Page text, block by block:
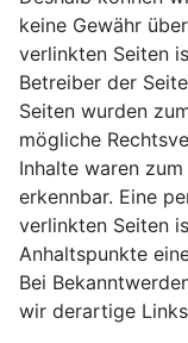
keine Gewähr
verlinkten Seiten
Betreiber der
Seiten wurden
mögliche
Inhalte waren
erkennbar. Eine
verlinkten Seiten
Anhaltspunkte
Bei
wir derartige